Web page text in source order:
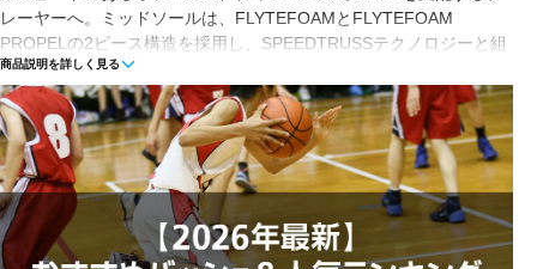
レーヤーへ。ミッドソールは、FLYTEFOAMとFLYTEFOAM
PROPELの2ピース構造を採用し、SPEEDTRUSSテクノロジーと組
み合わせることで、一歩目からの瞬間的なスピードとスピードを維
持させることをサポート。アッパーには、さまざまな方向に力がか
かるバスケットボールの動きをサポートするためのSYSTEMを採
用。アウターソール意匠が目まぐるしい展開のゲームの中でコンマ
数秒の余裕を生み出す。
■カラー(メーカー表記):
グレー(101:COOL MIST/WHITE)
商品説明を詳しく見る